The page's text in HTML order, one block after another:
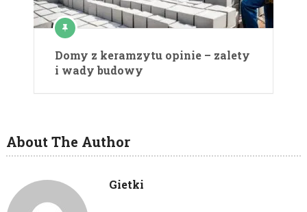
Domy z keramzytu opinie – zalety
i wady budowy
About The Author
Gietki